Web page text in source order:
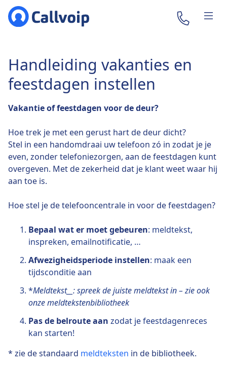
Handleiding vakanties en
feestdagen instellen
Vakantie of feestdagen voor de deur?
Hoe trek je met een gerust hart de deur dicht?
Stel in een handomdraai uw telefoon zó in zodat je je
even, zonder telefoniezorgen, aan de feestdagen kunt
overgeven. Met de zekerheid dat je klant weet waar hij
aan toe is.
Hoe stel je de telefooncentrale in voor de feestdagen?
Bepaal wat er moet gebeuren: meldtekst,
inspreken, emailnotificatie, …
Afwezigheidsperiode instellen: maak een
tijdsconditie aan
*Meldtekst__: spreek de juiste meldtekst in – zie ook
onze meldtekstenbibliotheek
Pas de belroute aan zodat je feestdagenreces
kan starten!
* zie de standaard meldteksten in de bibliotheek.